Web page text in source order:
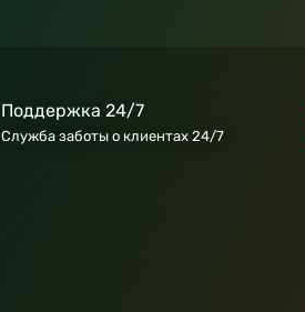
Поддержка 24/7
Служба заботы о клиентах 24/7